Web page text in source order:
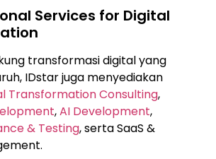
Services for Digital
transformasi digital yang
IDstar juga menyediakan
Transformation Consulting,
,AI Development,
& Testing, serta SaaS &